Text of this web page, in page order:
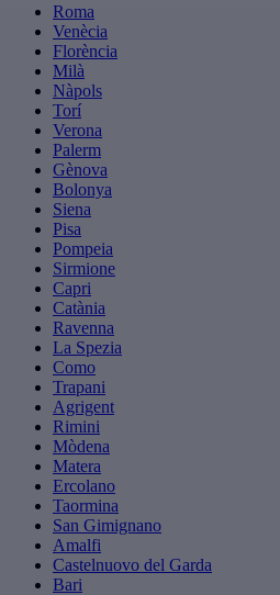
Roma
Venècia
Florència
Milà
Nàpols
Torí
Verona
Palerm
Gènova
Bolonya
Siena
Pisa
Pompeia
Sirmione
Capri
Catània
Ravenna
La Spezia
Como
Trapani
Agrigent
Rimini
Mòdena
Matera
Ercolano
Taormina
San Gimignano
Amalfi
Castelnuovo del Garda
Bari